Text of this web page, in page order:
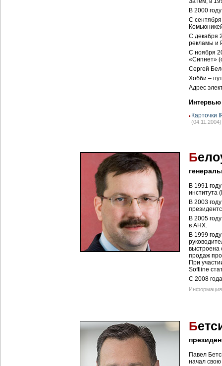
В 2000
С
С декабря
рекламы и
C ноября
«Сипнет»
Сергей
Хобби –
Адрес
Интервью
Карточки
(04.11.2004)
Б
В 1991
института
В 2003
В 2005
в АНХ.
В 1999
выстроена
продаж
При
Softline
С 2008
Информация
Б
Павел
начал свою